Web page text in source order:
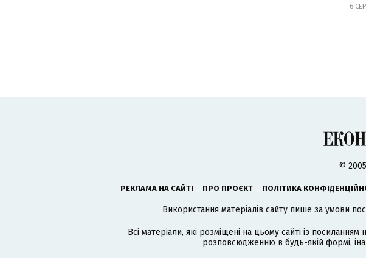
6
©
РЕКЛАМА НА САЙТІ ПРО ПРОЄКТ ПОЛІТИКА
Використання матеріалів сайту лише за умови
Всі матеріали, які розміщені на цьому сайті із посиланням
розповсюдженню в будь-якій формі,